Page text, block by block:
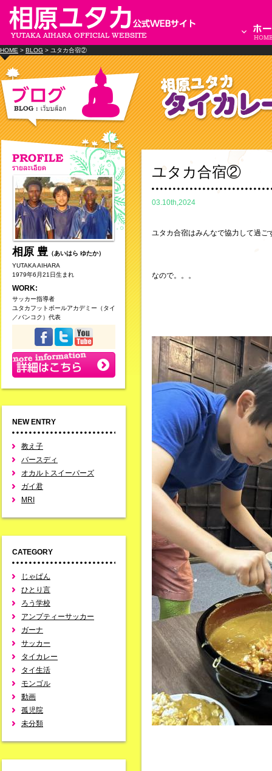
HOME > BLOG > ユタカ合宿②
相原 豊 （あいはら ゆたか）
YUTAKA AIHARA
1979年6月21日生まれ
WORK:
サッカー指導者
ユタカフットボールアカデミー（タイ
／バンコク）代表
NEW ENTRY
教え子
バースディ
オカルトスイーパーズ
ガイ君
MRI
CATEGORY
じゃぱん
ひとり言
ろう学校
アンプティーサッカー
ガーナ
サッカー
タイカレー
タイ生活
モンゴル
動画
孤児院
未分類
ユタカ合宿②
03.10th,2024
ユタカ合宿はみんなで協力して過ご
なので。。。